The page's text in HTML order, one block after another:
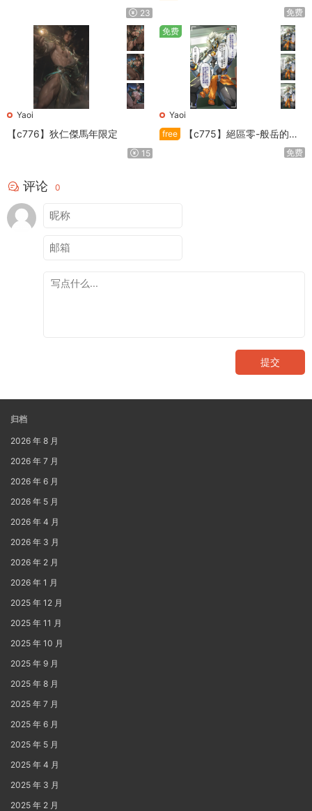
23 免费
Yaoi
【c776】狄仁傑馬年限定
15
Yaoi
free
【c775】絕區零-般岳的訓
免费
免费
评论 0
提交
归档
2026 年 8 月
2026 年 7 月
2026 年 6 月
2026 年 5 月
2026 年 4 月
2026 年 3 月
2026 年 2 月
2026 年 1 月
2025 年 12 月
2025 年 11 月
2025 年 10 月
2025 年 9 月
2025 年 8 月
2025 年 7 月
2025 年 6 月
2025 年 5 月
2025 年 4 月
2025 年 3 月
2025 年 2 月